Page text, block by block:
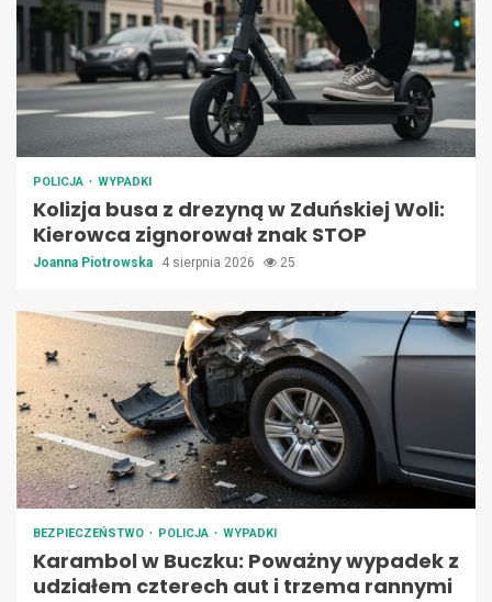
POLICJA WYPADKI
Kolizja busa z drezyną w Zduńskiej Woli:
Kierowca zignorował znak STOP
Joanna Piotrowska 4 sierpnia 2026 25
BEZPIECZEŃSTWO POLICJA WYPADKI
Karambol w Buczku: Poważny wypadek z
udziałem czterech aut i trzema rannymi